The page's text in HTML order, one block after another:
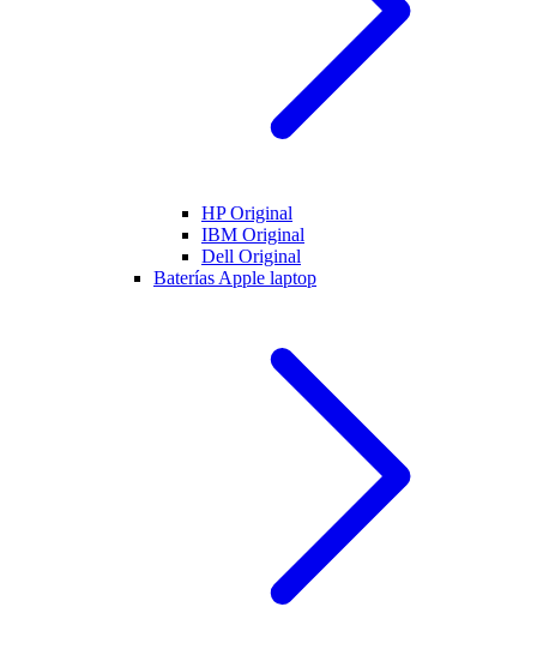
HP Original
IBM Original
Dell Original
Baterías Apple laptop